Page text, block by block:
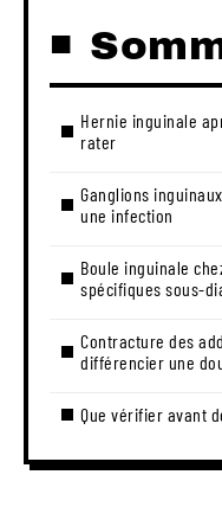
Hernie inguinale
rater
Ganglions
une infection
Boule inguinale
spécifiques sous-
Contracture des
différencier une
Que vérifier avant